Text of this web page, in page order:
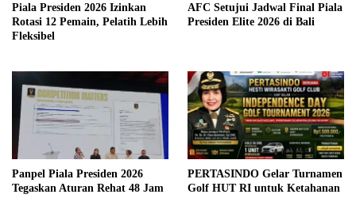
Piala Presiden 2026 Izinkan
Rotasi 12 Pemain, Pelatih Lebih
Fleksibel
AFC Setujui Jadwal Final Piala
Presiden Elite 2026 di Bali
Panpel Piala Presiden 2026
Tegaskan Aturan Rehat 48 Jam
PERTASINDO Gelar Turnamen
Golf HUT RI untuk Ketahanan